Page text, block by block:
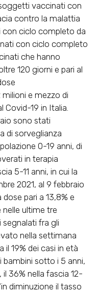
vaccinati con
contro la malattia
con ciclo completo da
con ciclo completo
che hanno
120 giorni e pari al
milioni e mezzo di
Covid-19 in Italia.
sono stati
di sorveglianza
0-19 anni, di
in terapia
5-11 anni, in cui la
2021, al 9 febbraio
pari a 13,8% e
nelle ultime tre
fra gli
nella settimana
il 19% dei casi in età
sotto i 5 anni,
il 36% nella fascia 12-
diminuzione il tasso